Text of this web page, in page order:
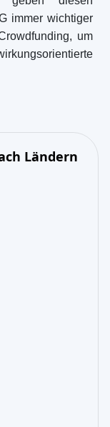
immer wichtiger
um
Ländern